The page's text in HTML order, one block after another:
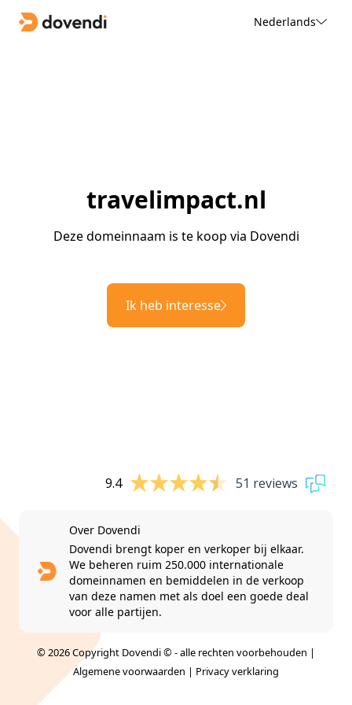
Nederlands
travelimpact.nl
Deze domeinnaam is te koop via Dovendi
Ik heb interesse
9.4 51 reviews
Over Dovendi
Dovendi brengt koper en verkoper bij elkaar.
We beheren ruim 250.000 internationale
domeinnamen en bemiddelen in de verkoop
van deze namen met als doel een goede deal
voor alle partijen.
© 2026 Copyright Dovendi © - alle rechten voorbehouden |
Algemene voorwaarden | Privacy verklaring